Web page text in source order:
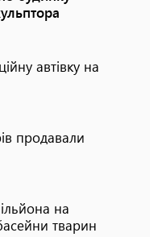
автівку на
продавали
на
тварин